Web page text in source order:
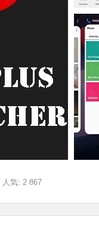
人気: 2 867